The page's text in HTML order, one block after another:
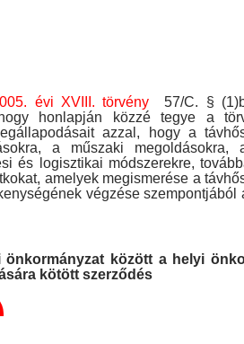
évi XVIII. törvény 57/C. §
honlapján közzé tegye a
azzal, hogy a
a műszaki megoldásokra,
és logisztikai módszerekre,
amelyek megismerése a
végzése szempontjából
között a helyi
kötött szerződés